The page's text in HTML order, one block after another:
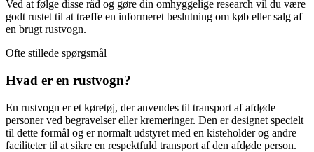
Ved at følge disse råd og gøre din omhyggelige research vil du være
godt rustet til at træffe en informeret beslutning om køb eller salg af
en brugt rustvogn.
Ofte stillede spørgsmål
Hvad er en rustvogn?
En rustvogn er et køretøj, der anvendes til transport af afdøde
personer ved begravelser eller kremeringer. Den er designet specielt
til dette formål og er normalt udstyret med en kisteholder og andre
faciliteter til at sikre en respektfuld transport af den afdøde person.